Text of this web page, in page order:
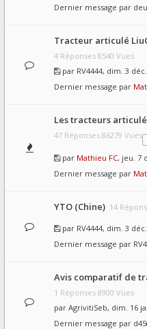
Dernier message par
Tracteur articulé
4 Réponses 8540 Vues
par RV4444, dim. 3 déc.
Dernier message par
Les tracteurs
47 Réponses 86279 Vues
par Mathieu FC, jeu. 7
Dernier message par
YTO (Chine) 14
par RV4444, dim. 3
Dernier message par
Avis comparatif de
1 Réponses 8900 Vues
par AgrivitiSeb, dim. 16
Dernier message par